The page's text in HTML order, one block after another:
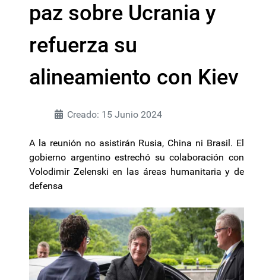
paz sobre Ucrania y
refuerza su
alineamiento con Kiev
Creado: 15 Junio 2024
A la reunión no asistirán Rusia, China ni Brasil. El
gobierno argentino estrechó su colaboración con
Volodimir Zelenski en las áreas humanitaria y de
defensa